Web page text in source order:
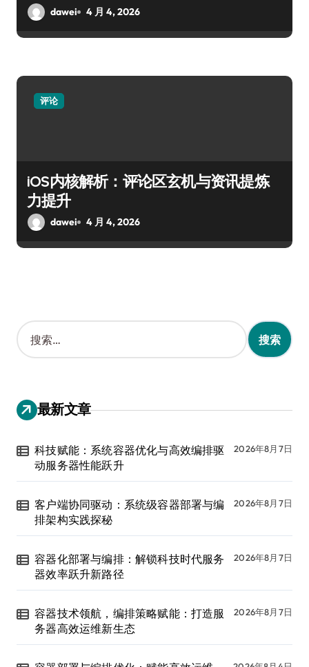
dawei 4 月 4, 2026
评论
iOS内核解析：评论区玄机与资讯提炼
力提升
dawei 4 月 4, 2026
搜
索
：
最新文章
科技赋能：系统容器优化与高效编排驱
动服务器性能跃升
2026年8月7日
客户端协同驱动：系统级容器部署与编
排架构实践探秘
2026年8月7日
容器化部署与编排：解锁科技时代服务
器效率跃升新路径
2026年8月7日
容器技术领航，编排策略赋能：打造服
务器高效运维新生态
2026年8月7日